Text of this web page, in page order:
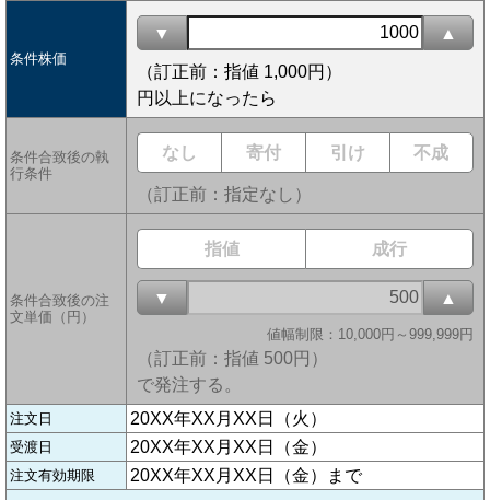
条件株価
▼ ▲
（訂正前：指値 1,000円）
円以上になったら
条件合致後の執
行条件
なし 寄付 引け 不成
（訂正前：指定なし）
条件合致後の注
文単価（円）
指値 成行
▼ ▲
値幅制限：10,000円～999,999円
（訂正前：指値 500円）
で発注する。
注文日 20XX年XX月XX日（火）
受渡日 20XX年XX月XX日（金）
注文有効期限 20XX年XX月XX日（金）まで